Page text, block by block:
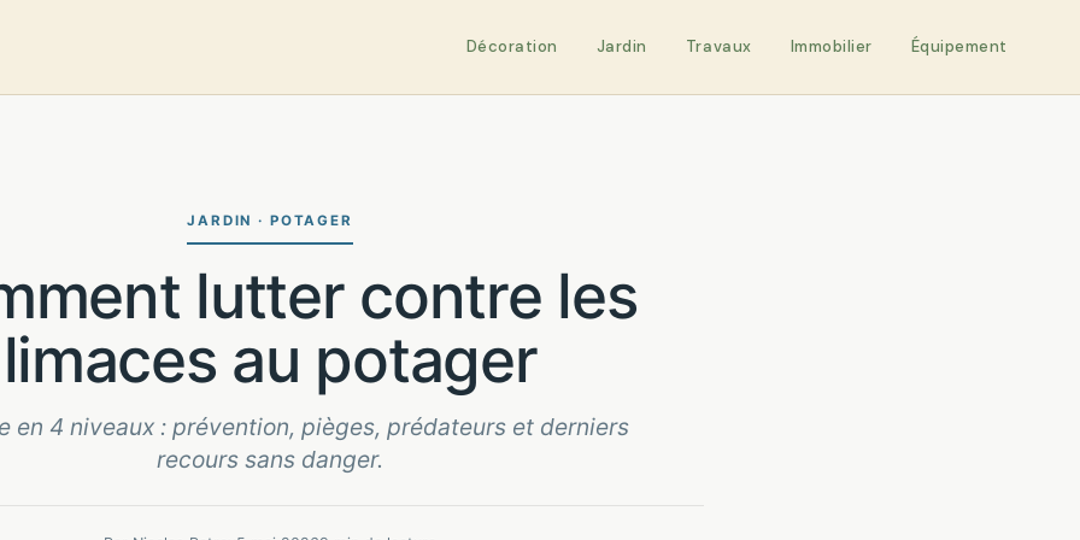
Décoration Jardin Travaux Immobilier Équipement
JARDIN · POTAGER
limaces au potager
en 4 niveaux : prévention, pièges, prédateurs et derniers
recours sans danger.